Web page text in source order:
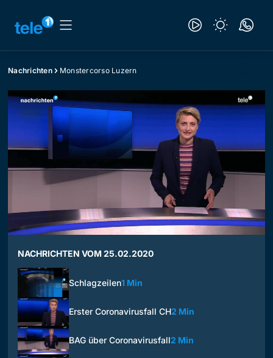
Nachrichten Monstercorso Luzern
NACHRICHTEN VOM 25.02.2020
Schlagzeilen1 Min
Erster Coronavirusfall CH2 Min
BAG über Coronavirusfall2 Min